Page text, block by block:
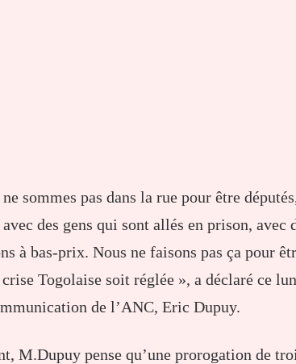
sommes pas dans la rue pour être
des gens qui sont allés en prison, avec
à bas-prix. Nous ne faisons pas ça pour
Togolaise soit réglée », a déclaré ce
de l’ANC, Eric Dupuy.
M.Dupuy pense qu’une prorogation de